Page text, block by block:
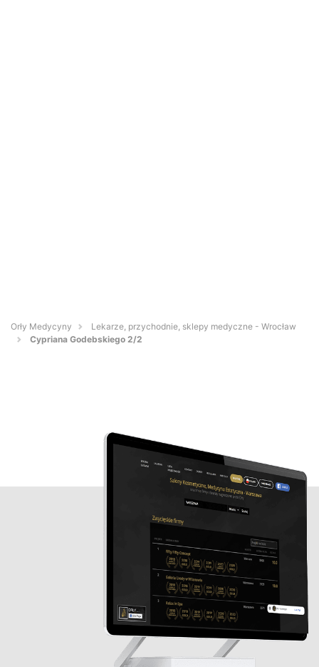
Orły Medycyny
Lekarze, przychodnie, sklepy medyczne - Wrocław
Cypriana Godebskiego 2/2